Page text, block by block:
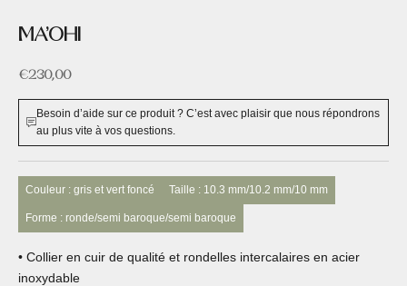
MA'OHI
Prix de vente
€230,00
Besoin d’aide sur ce produit ? C’est avec plaisir que nous répondrons
au plus vite à vos questions.
Couleur : gris et vert foncé Taille : 10.3 mm/10.2 mm/10 mm
Forme : ronde/semi baroque/semi baroque
• Collier en cuir de qualité et rondelles intercalaires en acier
inoxydable